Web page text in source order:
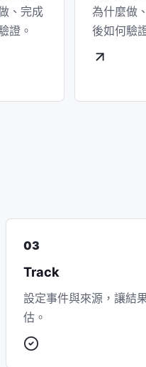
、完成
證。
為什麼做
後如何驗
03
Track
設定事件與來源，讓結
估。